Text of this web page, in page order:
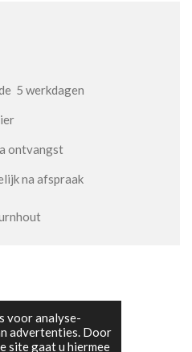
voor analyse-
advertenties. Door
site gaat u hiermee
5 werkdagen
ontvangst
na afspraak